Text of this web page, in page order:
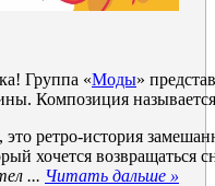
Группа «Моды»
Композиция
ретро-история
хочется возвращаться
... Читать дальше »